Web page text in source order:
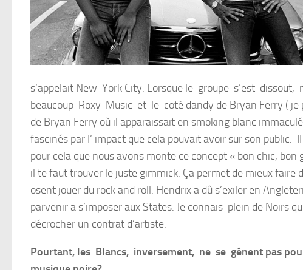
s’appelait New-York City. Lorsque le groupe s’est
beaucoup Roxy Music et le coté dandy de Bryan Ferry ( je
de Bryan Ferry où il apparaissait en smoking blanc
fascinés par I’ impact que cela pouvait avoir sur son
pour cela que nous avons monte ce concept « bon chic,
il te faut trouver le juste gimmick. Ça permet de mieux faire
osent jouer du rock and roll. Hendrix a dû s’exiler en
parvenir a s’imposer aux States. Je connais plein de Noirs
décrocher un contrat d’artiste.
Pourtant, les Blancs, inversement, ne se gênent pas